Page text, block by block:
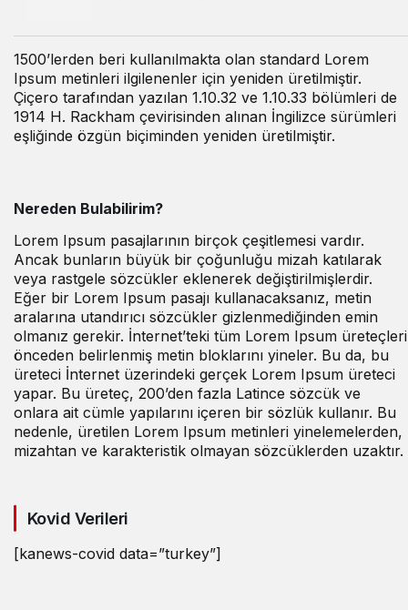
1500’lerden beri kullanılmakta olan standard Lorem
Ipsum metinleri ilgilenenler için yeniden üretilmiştir.
Çiçero tarafından yazılan 1.10.32 ve 1.10.33 bölümleri de
1914 H. Rackham çevirisinden alınan İngilizce sürümleri
eşliğinde özgün biçiminden yeniden üretilmiştir.
Nereden Bulabilirim?
Lorem Ipsum pasajlarının birçok çeşitlemesi vardır.
Ancak bunların büyük bir çoğunluğu mizah katılarak
veya rastgele sözcükler eklenerek değiştirilmişlerdir.
Eğer bir Lorem Ipsum pasajı kullanacaksanız, metin
aralarına utandırıcı sözcükler gizlenmediğinden emin
olmanız gerekir. İnternet’teki tüm Lorem Ipsum üreteçleri
önceden belirlenmiş metin bloklarını yineler. Bu da, bu
üreteci İnternet üzerindeki gerçek Lorem Ipsum üreteci
yapar. Bu üreteç, 200’den fazla Latince sözcük ve
onlara ait cümle yapılarını içeren bir sözlük kullanır. Bu
nedenle, üretilen Lorem Ipsum metinleri yinelemelerden,
mizahtan ve karakteristik olmayan sözcüklerden uzaktır.
Kovid Verileri
[kanews-covid data=”turkey”]